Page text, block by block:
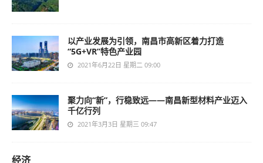
以产业发展为引领，南昌市高新区着力打造
“5G+VR”特色产业园
2021年6月22日 星期二 09:00
聚力向“新”，行稳致远——南昌新型材料产业迈入
千亿行列
2021年3月3日 星期三 09:47
经济